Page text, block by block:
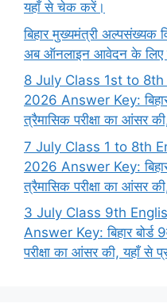
यहाँ से चेक करें।
बिहार मुख्यमंत्री अल्पसंख्यक
अब ऑनलाइन आवेदन के लिए
8 July Class 1st to
2026 Answer Key: बिहार
त्रैमासिक परीक्षा का आंसर
7 July Class 1 to 8th
2026 Answer Key:
त्रैमासिक परीक्षा का आंसर
3 July Class 9th
Answer Key: बिहार बोर्ड
परीक्षा का आंसर की, यहाँ से